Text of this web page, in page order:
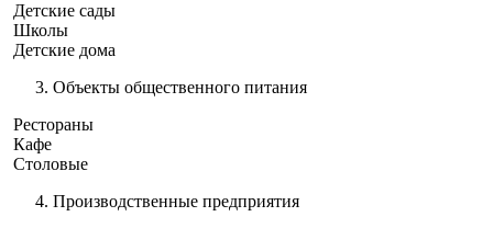
Детские сады
Школы
Детские дома
Объекты общественного питания
Рестораны
Кафе
Столовые
Производственные предприятия